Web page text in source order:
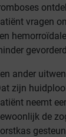
vragen
ander
zijn
neemt
de